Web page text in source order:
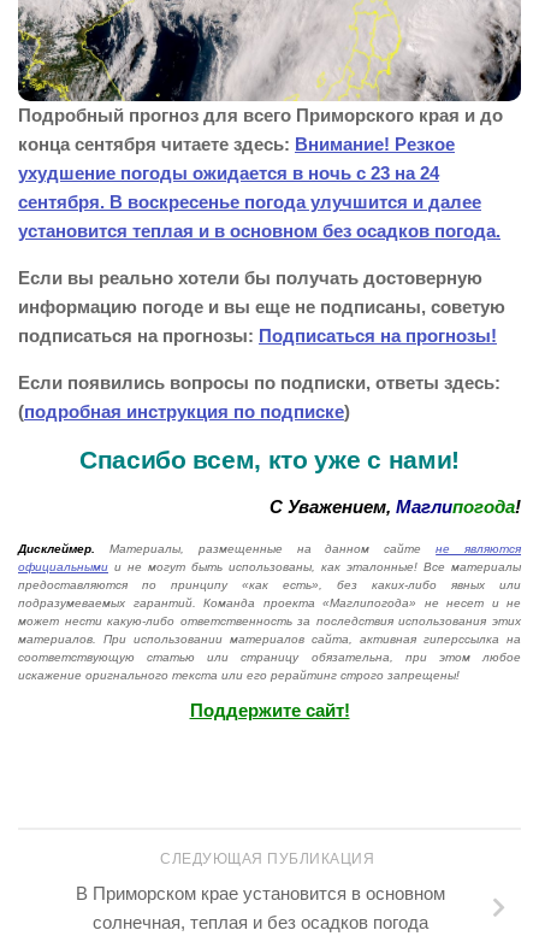
Подробный прогноз для всего Приморского края и до
конца сентября читаете здесь: Внимание! Резкое
ухудшение погоды ожидается в ночь с 23 на 24
сентября. В воскресенье погода улучшится и далее
установится теплая и в основном без осадков погода.
Если вы реально хотели бы получать достоверную
информацию погоде и вы еще не подписаны, советую
подписаться на прогнозы: Подписаться на прогнозы!
Если появились вопросы по подписки, ответы здесь:
(подробная инструкция по подписке)
Спасибо всем, кто уже с нами!
С Уважением, Маглипогода!
Дисклеймер. Материалы, размещенные на данном сайтене являются
официальными и не могут быть использованы, как эталонные! Все материалы
предоставляются по принципу «как есть», без каких-либо явных или
подразумеваемых гарантий. Команда проекта «Маглипогода» не несет и не
может нести какую-либо ответственность за последствия использования этих
материалов. При использовании материалов сайта, активная гиперссылка на
соответствующую статью или страницу обязательна, при этом любое
искажение оригнального текста или его рерайтинг строго запрещены!
Поддержите сайт!
СЛЕДУЮЩАЯ ПУБЛИКАЦИЯ
В Приморском крае установится в основном
солнечная, теплая и без осадков погода